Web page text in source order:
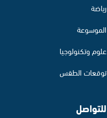
رياضة
الموسوعة
علوم وتكنولوجيا
توقعات الطقس
للتواصل